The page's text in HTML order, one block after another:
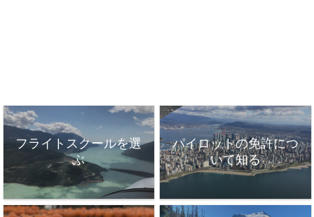
フライトスクールを選
ぶ
パイロットの免許につ
いて知る